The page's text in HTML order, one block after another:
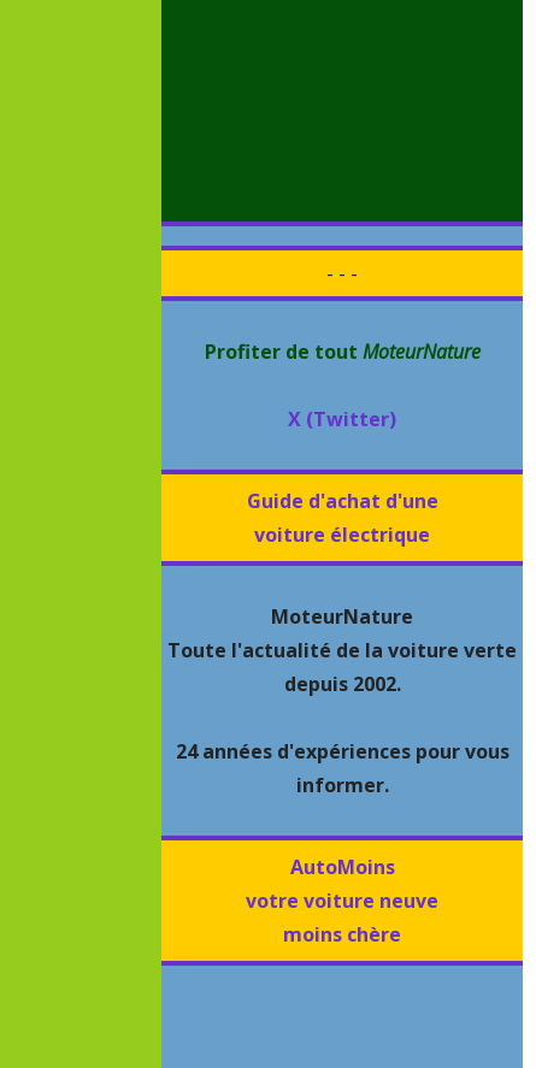
- - -
Profiter de tout MoteurNature
X (Twitter)
Guide d'achat d'une
voiture électrique
MoteurNature
Toute l'actualité de la voiture verte
depuis 2002.
24 années d'expériences pour vous
informer.
AutoMoins
votre voiture neuve
moins chère